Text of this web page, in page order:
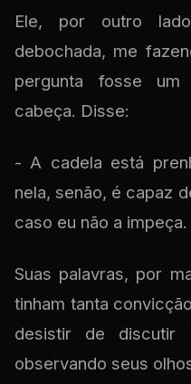
Ele, por outro
debochada, me
pergunta fosse
cabeça. Disse:
- A cadela está
nela, senão, é capaz
caso eu não a impeça.
Suas palavras, por
tinham tanta
desistir de discutir
observando seus